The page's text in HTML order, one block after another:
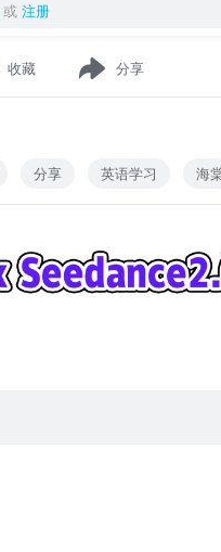
或 注册
收藏 分享
分享 英语学习 海